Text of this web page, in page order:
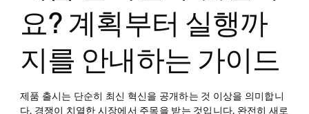
요? 계획부터 실행까
지를 안내하는 가이드
제품 출시는 단순히 최신 혁신을 공개하는 것 이상을 의미합니
다. 경쟁이 치열한 시장에서 주목을 받는 것입니다. 완전히 새로